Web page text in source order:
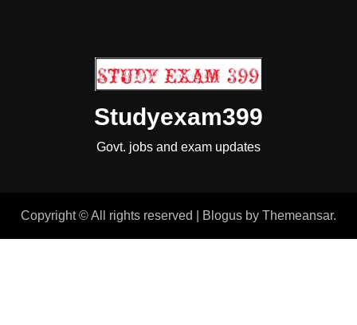
Studyexam399
Govt. jobs and exam updates
Copyright © All rights reserved Blogus by Themeansar.